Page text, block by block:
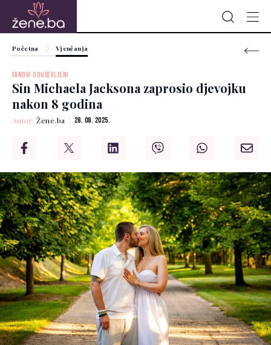
Početna Vjenčanja
FANOVI ODUŠEVLJENI
Sin Michaela Jacksona zaprosio djevojku
nakon 8 godina
Autor:Žene.ba 28. 08. 2025.